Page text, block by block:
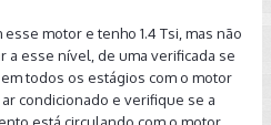
motor e tenho 1.4 Tsi, mas não
a esse nível, de uma verificada se
todos os estágios com o motor
condicionado e verifique se a